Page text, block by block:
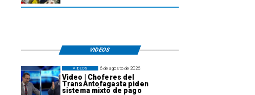
VIDEOS
6 de agosto de 2026
Video | Choferes del
TransAntofagasta piden
sistema mixto de pago
VIDEOS